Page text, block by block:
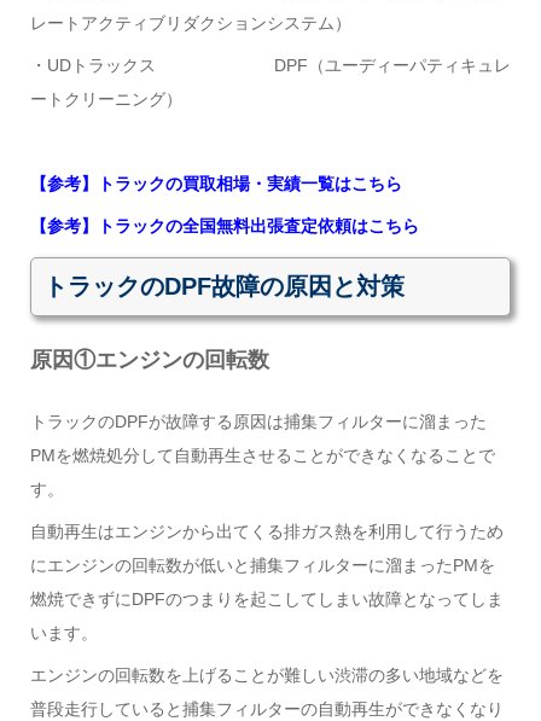
レートアクティブリダクションシステム）
・UDトラックス DPF（ユーディーパティキュレ
ートクリーニング）
【参考】トラックの買取相場・実績一覧はこちら
【参考】トラックの全国無料出張査定依頼はこちら
トラックのDPF故障の原因と対策
原因①エンジンの回転数
トラックのDPFが故障する原因は捕集フィルターに溜まった
PMを燃焼処分して自動再生させることができなくなることで
す。
自動再生はエンジンから出てくる排ガス熱を利用して行うため
にエンジンの回転数が低いと捕集フィルターに溜まったPMを
燃焼できずにDPFのつまりを起こしてしまい故障となってしま
います。
エンジンの回転数を上げることが難しい渋滞の多い地域などを
普段走行していると捕集フィルターの自動再生ができなくなり